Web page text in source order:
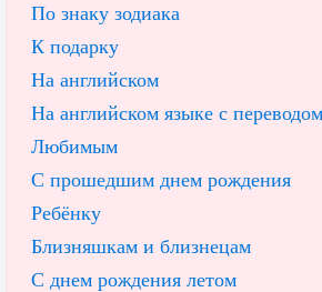
По знаку зодиака
К подарку
На английском
На английском языке с переводом
Любимым
С прошедшим днем рождения
Ребёнку
Близняшкам и близнецам
С днем рождения летом